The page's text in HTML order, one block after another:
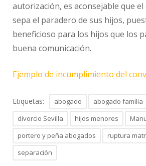
autorización, es aconsejable que
sepa el paradero de sus hijos,
beneficioso para los hijos que los
buena comunicación.
Ejemplo de incumplimiento del
Etiquetas: abogado abogado familia
divorcio Sevilla
hijos menores
portero y peña abogados
ruptura
separación